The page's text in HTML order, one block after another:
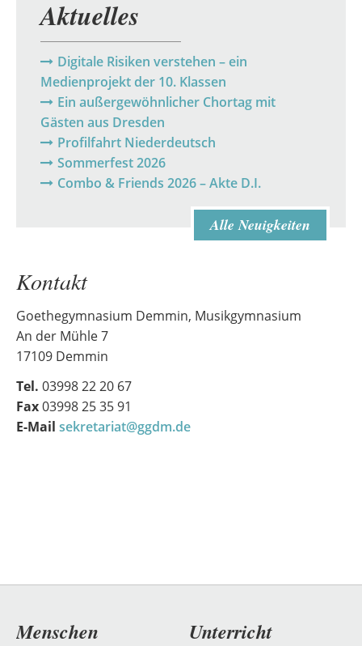
Aktuelles
Digitale Risiken verstehen – ein
Medienprojekt der 10. Klassen
Ein außergewöhnlicher Chortag mit
Gästen aus Dresden
Profilfahrt Niederdeutsch
Sommerfest 2026
Combo & Friends 2026 – Akte D.I.
Alle Neuigkeiten
Kontakt
Goethegymnasium Demmin, Musikgymnasium
An der Mühle 7
17109 Demmin
Tel. 03998 22 20 67
Fax03998 25 35 91
E-Mail sekretariat@ggdm.de
Navigation
Menschen Unterricht